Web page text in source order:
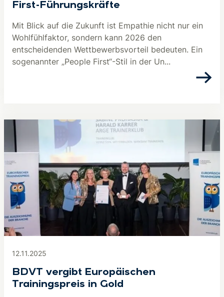
First-Führungskräfte
Mit Blick auf die Zukunft ist Empathie nicht nur ein
Wohlfühlfaktor, sondern kann 2026 den
entscheidenden Wettbewerbsvorteil bedeuten. Ein
sogenannter „People First“-Stil in der Un...
12.11.2025
BDVT vergibt Europäischen
Trainingspreis in Gold